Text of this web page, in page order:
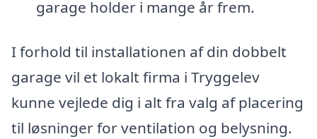
garage holder i mange år frem.
I forhold til installationen af din dobbelt
garage vil et lokalt firma i Tryggelev
kunne vejlede dig i alt fra valg af placering
til løsninger for ventilation og belysning.